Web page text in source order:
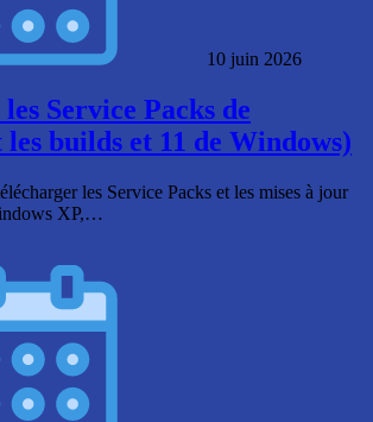
10 juin 2026
Service Packs de
builds et 11 de Windows)
les Service Packs et les mises à jour
XP,…